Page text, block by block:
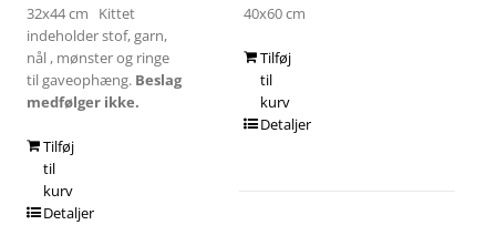
32x44 cm Kittet
indeholder stof, garn,
nål , mønster og ringe
til gaveophæng. Beslag
medfølger ikke.
Tilføj
til
kurv
Detaljer
40x60 cm
Tilføj
til
kurv
Detaljer